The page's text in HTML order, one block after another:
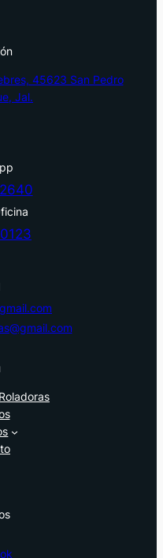
45623 San Pedro
Jal.